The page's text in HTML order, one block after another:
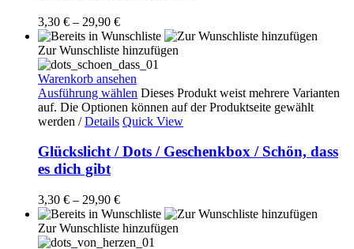
3,30 € – 29,90 €
Zur Wunschliste hinzufügen
Warenkorb ansehen
Ausführung wählen Dieses Produkt weist mehrere Varianten
auf. Die Optionen können auf der Produktseite gewählt
werden / Details Quick View
Glückslicht / Dots / Geschenkbox / Schön, dass
es dich gibt
3,30 € – 29,90 €
Zur Wunschliste hinzufügen